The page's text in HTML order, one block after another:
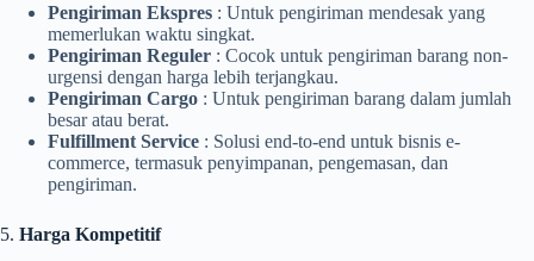
Pengiriman Ekspres : Untuk pengiriman mendesak yang
memerlukan waktu singkat.
Pengiriman Reguler : Cocok untuk pengiriman barang non-
urgensi dengan harga lebih terjangkau.
Pengiriman Cargo : Untuk pengiriman barang dalam jumlah
besar atau berat.
Fulfillment Service : Solusi end-to-end untuk bisnis e-
commerce, termasuk penyimpanan, pengemasan, dan
pengiriman.
5. Harga Kompetitif